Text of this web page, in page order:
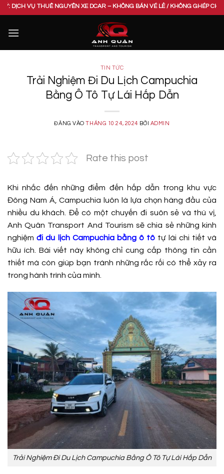
Bỏ
nội
NGUYÊN XE DCAR – KHÔNG BÁN VÉ LẺ / KHÔNG GHÉP CHUNG XE.
TIN TỨC
Trải Nghiệm Đi Du Lịch Campuchia
Bằng Ô Tô Tự Lái Hấp Dẫn
ĐĂNG VÀOTHÁNG 10 24, 2024 BỞI ADMIN
Rate this post
Khi nhắc đến những điểm đến hấp dẫn trong khu vực
Đông Nam Á, Campuchia luôn là lựa chọn hàng đầu của
nhiều du khách. Để có một chuyến đi suôn sẻ và thú vị,
Anh Quân Transport And Tourism sẽ chia sẻ những kinh
nghiệmđi du lịch Campuchia bằng ô tô tự lái chi tiết và
hữu ích. Bài viết này không chỉ cung cấp thông tin cần
thiết mà còn giúp bạn tránh những rắc rối có thể xảy ra
trong hành trình của mình.
Trải Nghiệm Đi Du Lịch Campuchia Bằng Ô Tô Tự Lái Hấp Dẫn